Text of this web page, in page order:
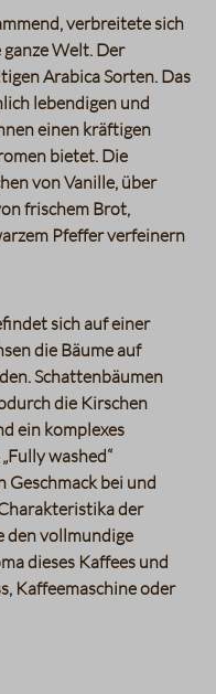
verbreitete sich
Welt. Der
Arabica Sorten. Das
lebendigen und
einen kräftigen
bietet. Die
von Vanille, über
frischem Brot,
Pfeffer verfeinern
sich auf einer
die Bäume auf
Schattenbäumen
die Kirschen
ein komplexes
washed“
bei und
der
den vollmundige
dieses Kaffees und
Kaffeemaschine oder